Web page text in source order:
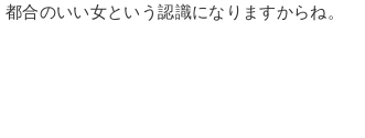
合のいい女という認識になりますからね。